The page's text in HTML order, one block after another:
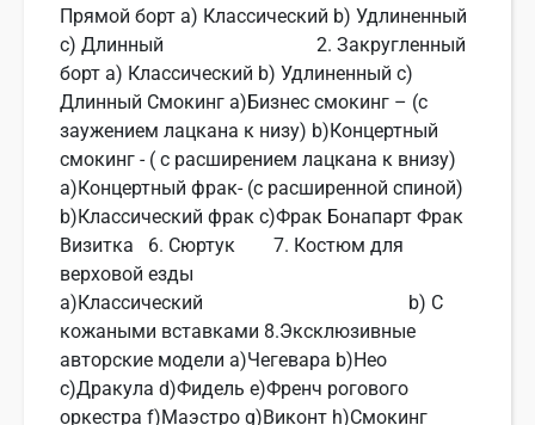
Прямой борт a) Классический b) Удлиненный
c) Длинный 2. Закругленный
борт a) Классический b) Удлиненный c)
Длинный Смокинг a)Бизнес смокинг – (с
заужением лацкана к низу) b)Концертный
смокинг - ( с расширением лацкана к внизу)
a)Концертный фрак- (с расширенной спиной)
b)Классический фрак c)Фрак Бонапарт Фрак
Визитка 6. Сюртук 7. Костюм для
верховой езды
a)Классический b) C
кожаными вставками 8.Эксклюзивные
авторские модели a)Чегевара b)Нео
c)Дракула d)Фидель e)Френч рогового
оркестра f)Маэстро g)Виконт h)Смокинг